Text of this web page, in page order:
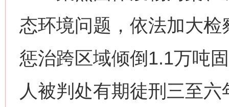
态环境问题，依法加大
惩治跨区域倾倒1.1万吨
人被判处有期徒刑三至